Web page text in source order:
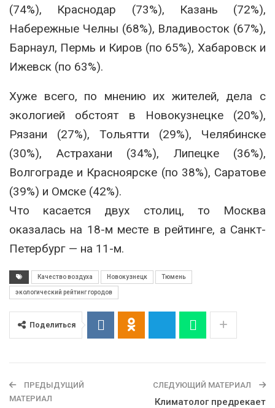
(74%), Краснодар (73%), Казань (72%),
Набережные Челны (68%), Владивосток (67%),
Барнаул, Пермь и Киров (по 65%), Хабаровск и
Ижевск (по 63%).
Хуже всего, по мнению их жителей, дела с
экологией обстоят в Новокузнецке (20%),
Рязани (27%), Тольятти (29%), Челябинске
(30%), Астрахани (34%), Липецке (36%),
Волгограде и Красноярске (по 38%), Саратове
(39%) и Омске (42%).
Что касается двух столиц, то Москва
оказалась на 18-м месте в рейтинге, а Санкт-
Петербург — на 11-м.
Качество воздуха Новокузнецк Тюмень
экологический рейтинг городов
Поделиться
ПРЕДЫДУЩИЙ
МАТЕРИАЛ
СЛЕДУЮЩИЙ МАТЕРИАЛ
Климатолог предрекает